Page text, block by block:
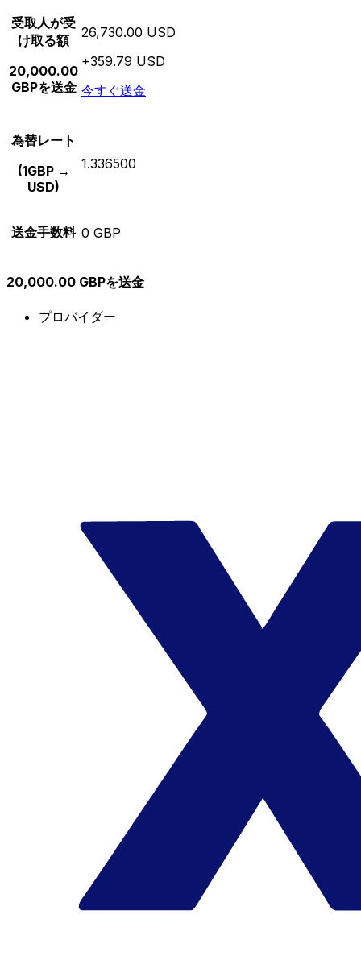
受取人が受
け取る額
20,000.00
GBPを送金
26,730.00 USD
+359.79 USD
今すぐ送金
為替レート
(1GBP →
USD)
1.336500
送金手数料 0 GBP
20,000.00 GBPを送金
プロバイダー